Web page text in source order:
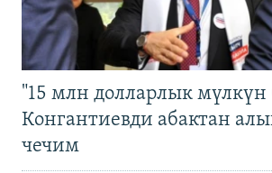
"15 млн долларлык мүлкүн
Конгантиевди абактан
чечим